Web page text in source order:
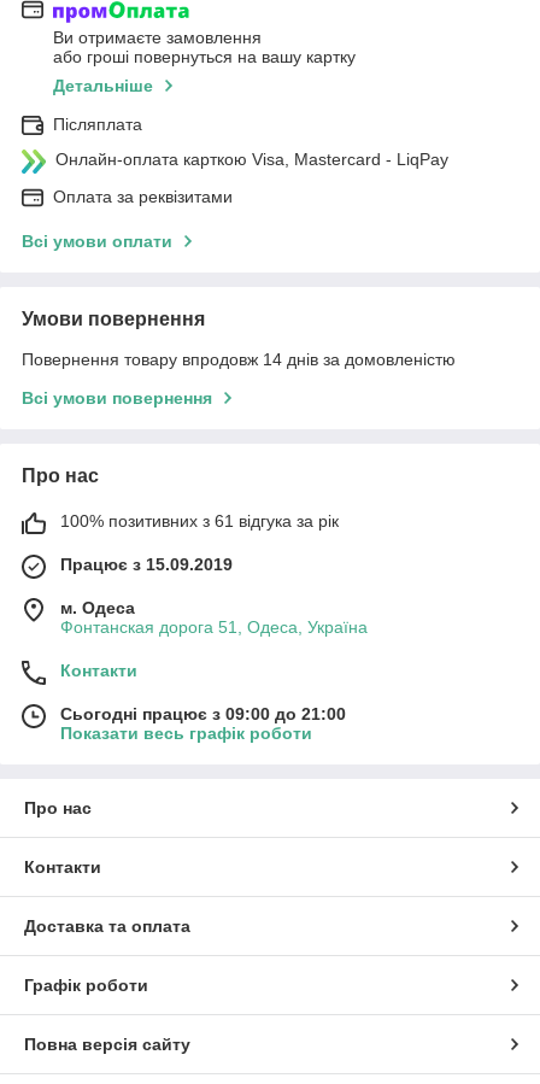
Ви отримаєте замовлення
або гроші повернуться на вашу картку
Детальніше
Післяплата
Онлайн-оплата карткою Visa, Mastercard - LiqPay
Оплата за реквізитами
Всі умови оплати
Умови повернення
Повернення товару впродовж 14 днів за домовленістю
Всі умови повернення
Про нас
100% позитивних з 61 відгука за рік
Працює з 15.09.2019
м. Одеса
Фонтанская дорога 51, Одеса, Україна
Контакти
Сьогодні працює з 09:00 до 21:00
Показати весь графік роботи
Про нас
Контакти
Доставка та оплата
Графік роботи
Повна версія сайту